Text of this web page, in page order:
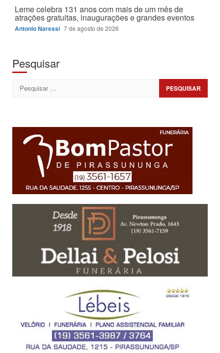
Leme celebra 131 anos com mais de um mês de
atrações gratuitas, inaugurações e grandes eventos
Antonio Naressi 7 de agosto de 2026
Pesquisar
Pesquisar